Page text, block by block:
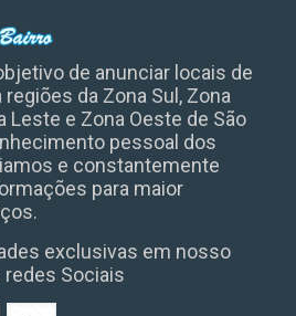
de anunciar locais de
da Zona Sul, Zona
Leste e Zona Oeste de São
pessoal dos
e constantemente
para maior
exclusivas em nosso
Sociais